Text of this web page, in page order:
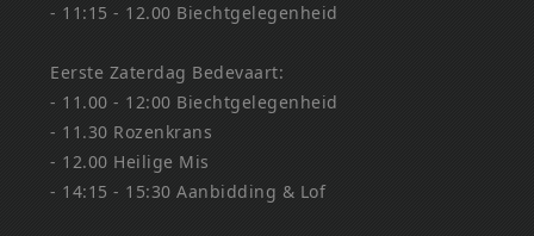
- 11:15 - 12.00 Biechtgelegenheid
Eerste Zaterdag Bedevaart:
- 11.00 - 12:00 Biechtgelegenheid
- 11.30 Rozenkrans
- 12.00 Heilige Mis
- 14:15 - 15:30 Aanbidding & Lof